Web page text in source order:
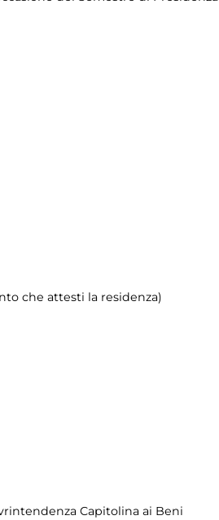
che attesti la residenza)
Capitolina ai Beni